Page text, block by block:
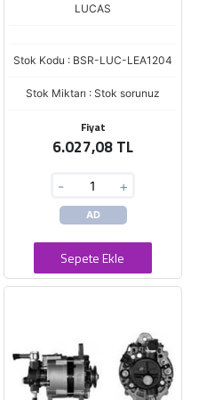
LUCAS
Stok Kodu : BSR-LUC-LEA1204
Stok Miktarı : Stok sorunuz
Fiyat
6.027,08 TL
- +
AD
Sepete Ekle